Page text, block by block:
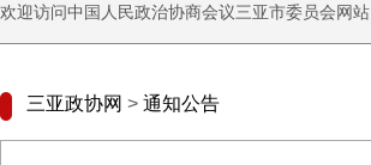
欢迎访问中国人民政治协商会议三亚市委员会网站
三亚政协网 > 通知公告